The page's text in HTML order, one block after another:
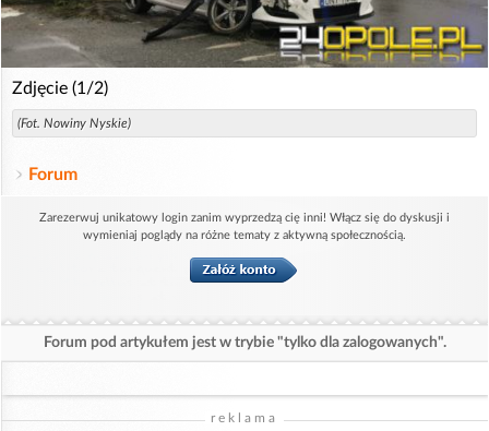
Zdjęcie (1/2)
(Fot. Nowiny Nyskie)
Forum
Zarezerwuj unikatowy login zanim wyprzedzą cię inni! Włącz się do dyskusji i
wymieniaj poglądy na różne tematy z aktywną społecznością.
Forum pod artykułem jest w trybie "tylko dla zalogowanych".
reklama